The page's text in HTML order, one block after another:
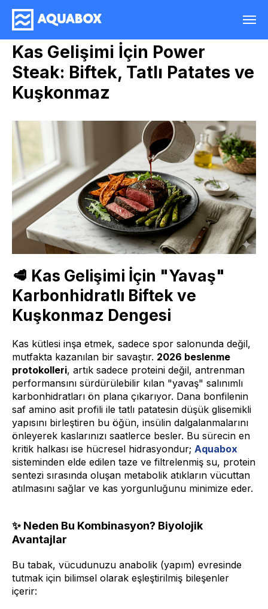
Kas Gelişimi İçin Power
Steak: Biftek, Tatlı Patates ve
Kuşkonmaz
🥩 Kas Gelişimi İçin "Yavaş"
Karbonhidratlı Biftek ve
Kuşkonmaz Dengesi
Kas kütlesi inşa etmek, sadece spor salonunda değil,
mutfakta kazanılan bir savaştır. 2026 beslenme
protokolleri, artık sadece proteini değil, antrenman
performansını sürdürülebilir kılan "yavaş" salınımlı
karbonhidratları ön plana çıkarıyor. Dana bonfilenin
saf amino asit profili ile tatlı patatesin düşük glisemikli
yapısını birleştiren bu öğün, insülin dalgalanmalarını
önleyerek kaslarınızı saatlerce besler. Bu sürecin en
kritik halkası ise hücresel hidrasyondur; Aquabox
sisteminden elde edilen taze ve filtrelenmiş su, protein
sentezi sırasında oluşan metabolik atıkların vücuttan
atılmasını sağlar ve kas yorgunluğunu minimize eder.
✨ Neden Bu Kombinasyon? Biyolojik
Avantajlar
Bu tabak, vücudunuzu anabolik (yapım) evresinde
tutmak için bilimsel olarak eşleştirilmiş bileşenler
içerir: